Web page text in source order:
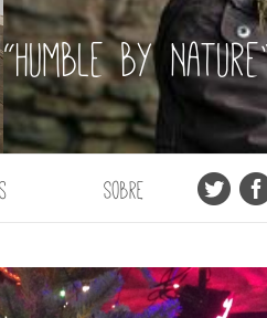
“Humble by
Sobre